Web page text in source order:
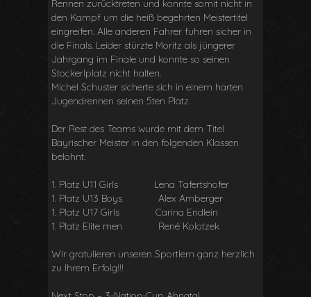
Rennen zurücktreten und konnte somit nicht in
den Kampf um die heiß begehrten Meistertitel
eingreifen. Alle anderen Fahrer fuhren sicher in
die Finals. Leider stürzte Moritz als jüngerer
Jahrgang im Finale und konnte so seinen
Stockerlplatz nicht halten.
Michel Schuster sicherte sich in einem harten
Jugendrennen seinen 5ten Platz.
Der Rest des Teams wurde mit dem Titel
Bayrischer Meister in den folgenden Klassen
belohnt.
1. Platz U11 Girls Lena Tafertshofer
1. Platz U13 Boys Alex Amberger
1. Platz U17 Girls Carina Endlein
1. Platz Elite men René Kolotzek
Wir gratulieren unseren Sportlern ganz herzlich
zu Ihrem Erfolg!!!